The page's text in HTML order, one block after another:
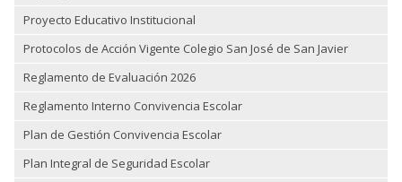
Proyecto Educativo Institucional
Protocolos de Acción Vigente Colegio San José de San Javier
Reglamento de Evaluación 2026
Reglamento Interno Convivencia Escolar
Plan de Gestión Convivencia Escolar
Plan Integral de Seguridad Escolar